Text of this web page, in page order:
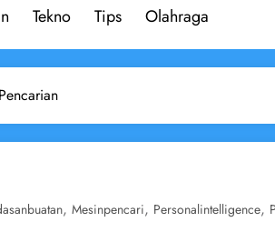
Tekno Tips Olahraga
, Mesinpencari, Personalintelligence,